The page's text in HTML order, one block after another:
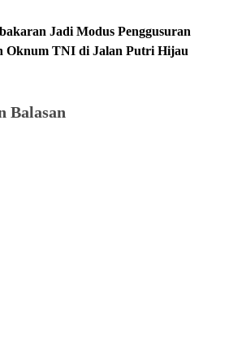
Jadi Modus Penggusuran
Oknum TNI di Jalan Putri Hijau
Balasan